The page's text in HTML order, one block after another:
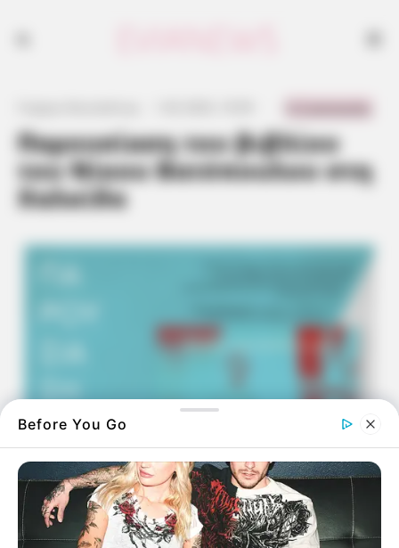
Παρουσίαση του βιβλίου
του Νίκου Βατόπουλου στη
Χαλκίδα
Before You Go